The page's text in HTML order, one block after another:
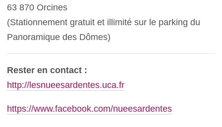
63 870 Orcines
(Stationnement gratuit et illimité sur le parking du
Panoramique des Dômes)
Rester en contact :
http://lesnueesardentes.uca.fr
https://www.facebook.com/nueesardentes